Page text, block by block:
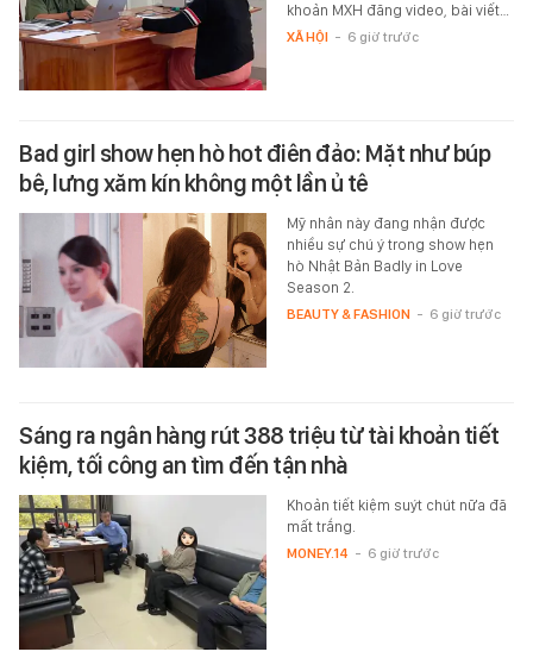
khoản MXH đăng video, bài viết…
XÃ HỘI - 6 giờ trước
Bad girl show hẹn hò hot điên đảo: Mặt như búp
bê, lưng xăm kín không một lần ủ tê
Mỹ nhân này đang nhận được
nhiều sự chú ý trong show hẹn
hò Nhật Bản Badly in Love
Season 2.
BEAUTY & FASHION - 6 giờ trước
Sáng ra ngân hàng rút 388 triệu từ tài khoản tiết
kiệm, tối công an tìm đến tận nhà
Khoản tiết kiệm suýt chút nữa đã
mất trắng.
MONEY.14 - 6 giờ trước